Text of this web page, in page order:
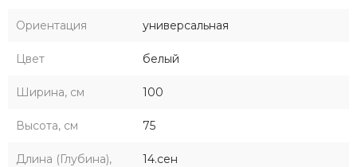
Ориентация универсальная
Цвет белый
Ширина, см 100
Высота, см 75
Длина (Глубина),
14.сен